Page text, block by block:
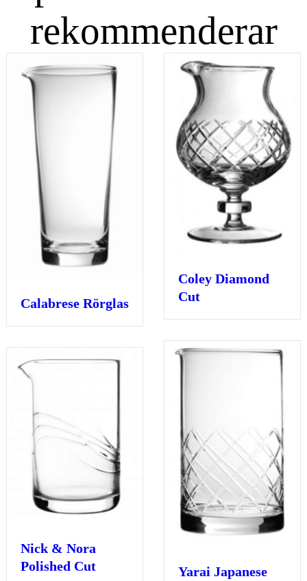
rekommenderar
Calabrese Rörglas
Coley Diamond
Cut
Yarai Japanese
Nick & Nora
Polished Cut